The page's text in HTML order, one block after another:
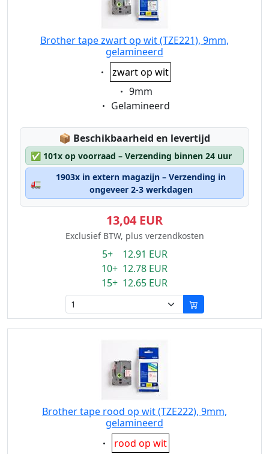
Brother tape zwart op wit (TZE221), 9mm,
gelamineerd
Eigenschaft:
zwart op wit
Eigenschaft:
9mm
Eigenschaft:
Gelamineerd
📦 Lagerstatus:
Beschikbaarheid en levertijd
✅ 101x op voorraad – Verzending binnen 24 uur
🚛
1903x in extern magazijn – Verzending in
ongeveer 2-3 werkdagen
13,04 EUR
Exclusief BTW, plus verzendkosten
5+ 12.91 EUR
10+ 12.78 EUR
15+ 12.65 EUR
Brother tape rood op wit (TZE222), 9mm,
gelamineerd
Eigenschaft:
rood op wit